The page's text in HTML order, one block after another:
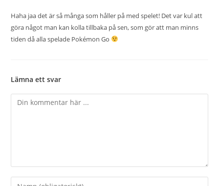
Haha jaa det är så många som håller på med spelet! Det var kul att
göra något man kan kolla tillbaka på sen, som gör att man minns
tiden då alla spelade Pokémon Go
Lämna ett svar